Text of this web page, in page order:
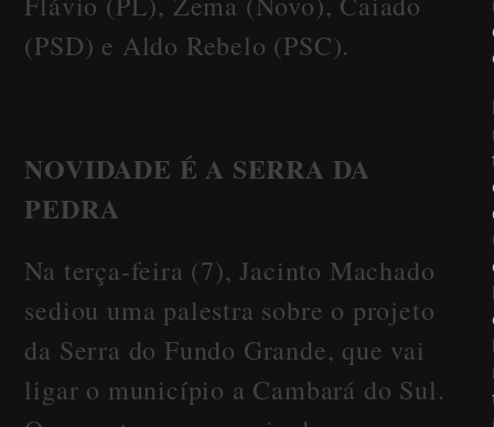
(PSD) e Aldo Rebelo (PSC).
NOVIDADE É A SERRA DA
PEDRA
Na terça-feira (7), Jacinto Machado
sediou uma palestra sobre o projeto
da Serra do Fundo Grande, que vai
ligar o município a Cambará do Sul.